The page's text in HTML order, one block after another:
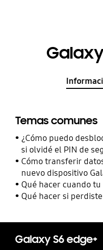
Temas comunes
¿Cómo puedo
si olvidé el PIN de
contraseña?
Cómo transferir
nuevo dispositivo
Qué hacer cuando
Qué hacer si
Galaxy S6 edge+